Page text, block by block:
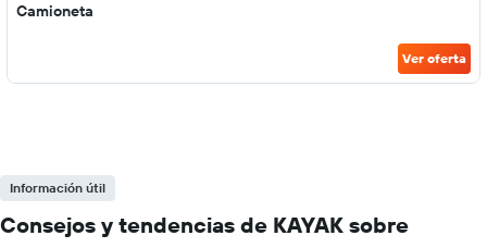
Camioneta
Ver oferta
Información útil
Consejos y tendencias de KAYAK sobre